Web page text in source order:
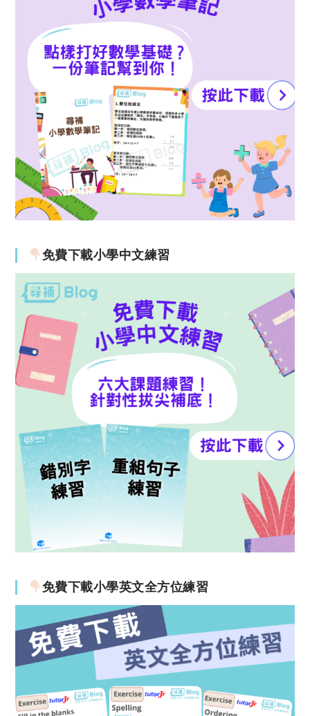
免費下載小學中文練習
免費下載小學英文全方位練習